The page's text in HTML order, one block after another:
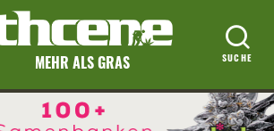
MEHR ALS GRAS